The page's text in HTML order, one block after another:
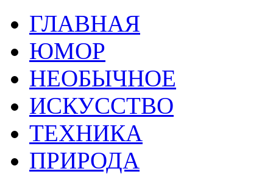
ГЛАВНАЯ
ЮМОР
НЕОБЫЧНОЕ
ИСКУССТВО
ТЕХНИКА
ПРИРОДА